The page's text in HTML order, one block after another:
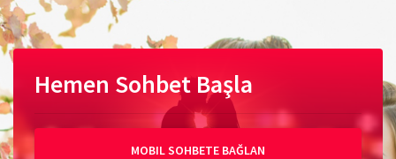
Hemen Sohbet Başla
MOBIL SOHBETE BAĞLAN